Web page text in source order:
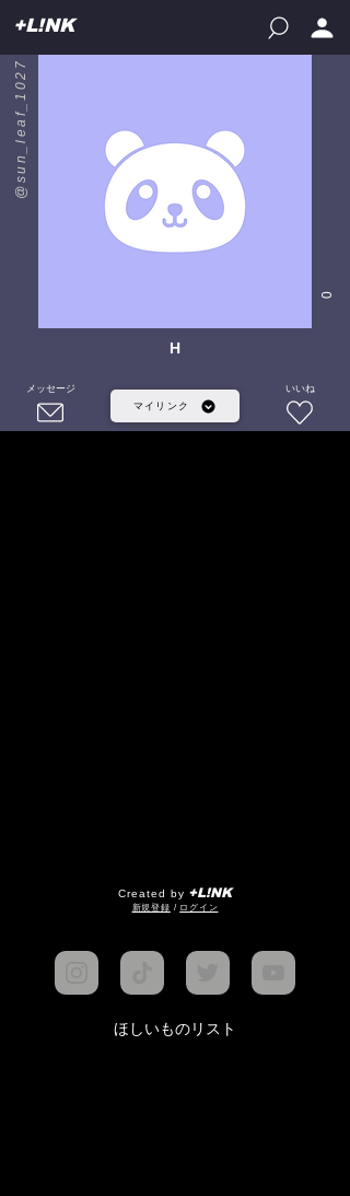
+L!NK
@sun_leaf_1027
0
H
メッセージ
マイリンク
いいね
Created by +L!NK
​新規登録 / ログイン
ほしいものリスト